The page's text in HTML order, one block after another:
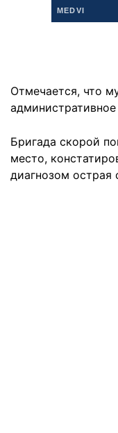
Отмечается, что
Бригада скорой
место,
диагнозом острая